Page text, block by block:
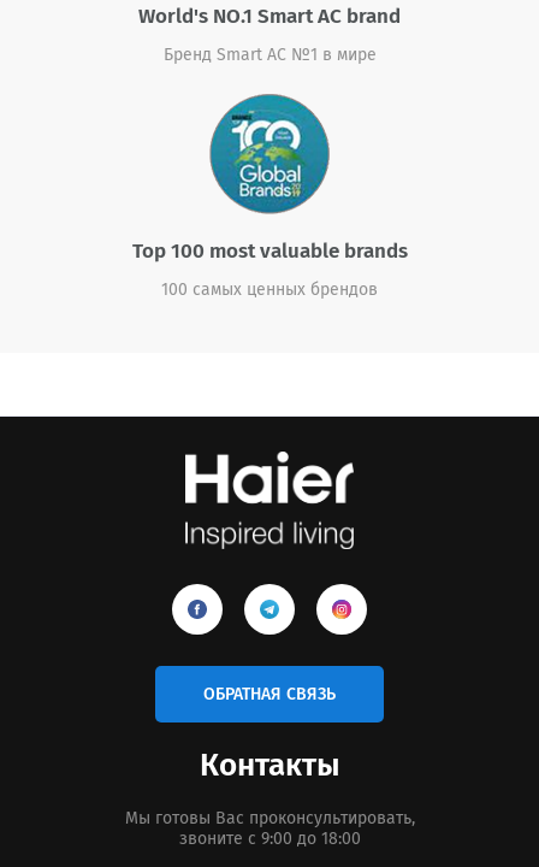
World's NO.1 Smart AC brand
Бренд Smart AC №1 в мире
Top 100 most valuable brands
100 самых ценных брендов
ОБРАТНАЯ СВЯЗЬ
Контакты
Мы готовы Вас проконсультировать,
звоните с 9:00 до 18:00